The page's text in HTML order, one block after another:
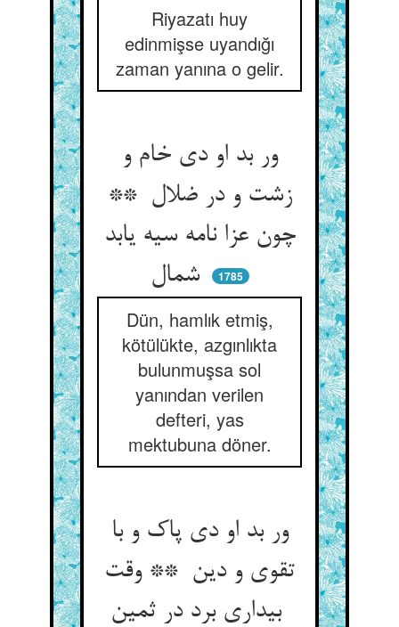
Riyazatı huy
edinmişse uyandığı
zaman yanına o gelir.
ور بد او دی خام و
زشت و در ضلال **
چون عزا نامه سیه یابد
شمال
1785
Dün, hamlık etmiş,
kötülükte, azgınlıkta
bulunmuşsa sol
yanından verilen
defteri, yas
mektubuna döner.
ور بد او دی پاک و با
تقوی و دین ** وقت
بیداری برد در ثمین